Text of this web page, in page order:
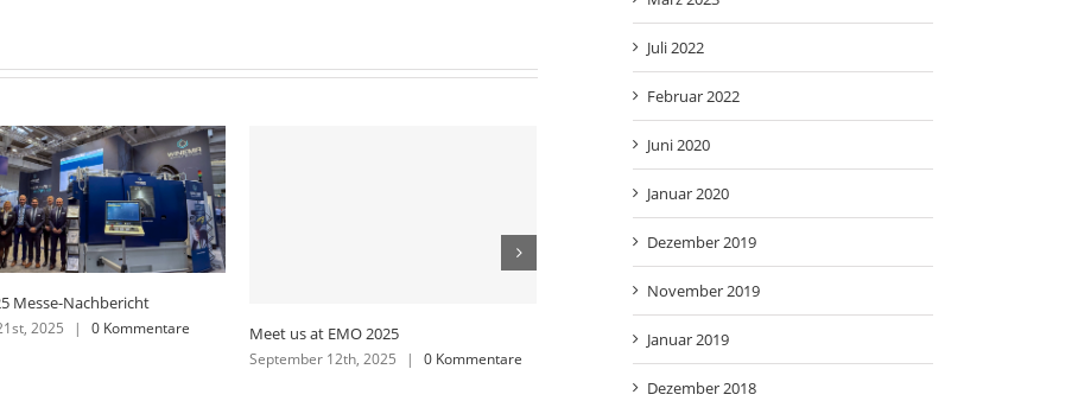
Februar 4th, 2026 | 0 Kommentare
EMO 2025 Messe-Nachbericht
September 12th, 2025
Juli 2022
Februar 2022
Juni 2020
Januar 2020
Dezember 2019
November 2019
Januar 2019
Dezember 2018